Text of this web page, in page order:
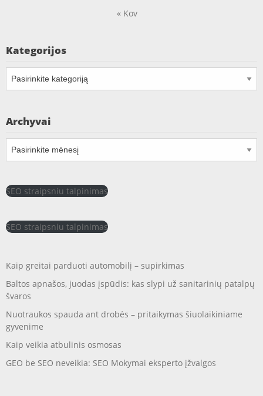
« Kov
Kategorijos
Kategorijos
Archyvai
Archyvai
SEO straipsniu talpinimas
SEO straipsniu talpinimas
Kaip greitai parduoti automobilį – supirkimas
Baltos apnašos, juodas įspūdis: kas slypi už sanitarinių patalpų
švaros
Nuotraukos spauda ant drobės – pritaikymas šiuolaikiniame
gyvenime
Kaip veikia atbulinis osmosas
GEO be SEO neveikia: SEO Mokymai eksperto įžvalgos